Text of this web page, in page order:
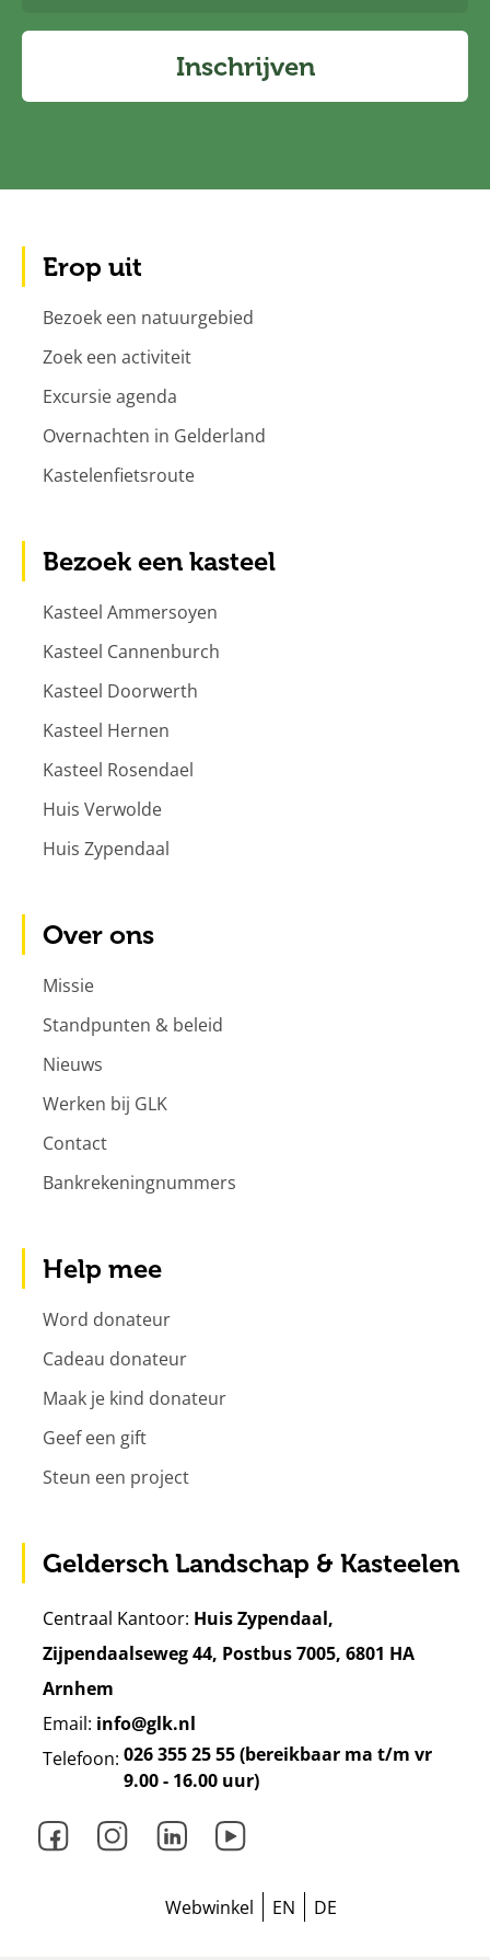
Inschrijven
Erop uit
Bezoek een natuurgebied
Zoek een activiteit
Excursie agenda
Overnachten in Gelderland
Kastelenfietsroute
Bezoek een kasteel
Kasteel Ammersoyen
Kasteel Cannenburch
Kasteel Doorwerth
Kasteel Hernen
Kasteel Rosendael
Huis Verwolde
Huis Zypendaal
Over ons
Missie
Standpunten & beleid
Nieuws
Werken bij GLK
Contact
Bankrekeningnummers
Help mee
Word donateur
Cadeau donateur
Maak je kind donateur
Geef een gift
Steun een project
Geldersch Landschap & Kasteelen
Centraal Kantoor: Huis Zypendaal,
Zijpendaalseweg 44, Postbus 7005, 6801 HA
Arnhem
Email: info@glk.nl
Telefoon: 026 355 25 55 (bereikbaar ma t/m vr
9.00 - 16.00 uur)
Webwinkel
EN DE